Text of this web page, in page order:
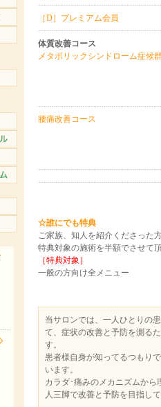
［D］プレミアム会員
体質改善コース
メタボリックシンドローム症
腰痛改善コース
☆誰にでも特典
ご家族、知人を紹介くださった
特典対象の施術を半額でさせて
［特典対象］
一般の方向け全メニュー
当サロンでは、一人ひとりの
て、症状の改善と予防を測る
す。
患者様自身が知ってるつもり
います。
カラダ･痛みのメカニズムか
人三脚で改善と予防を目指し